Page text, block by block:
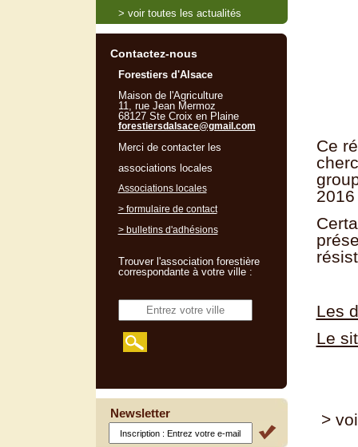
Ce
Les
Le
>
> voir toutes les actualités
Contactez-nous
Forestiers d'Alsace
Maison de l'Agriculture
11, rue Jean Mermoz
68127 Ste Croix en Plaine
forestiersdalsace@gmail.com
Merci de contacter les
associations locales
Associations locales
> formulaire de contact
> bulletins d'adhésions
Trouver l'association forestière
correspondante à votre ville :
Newsletter